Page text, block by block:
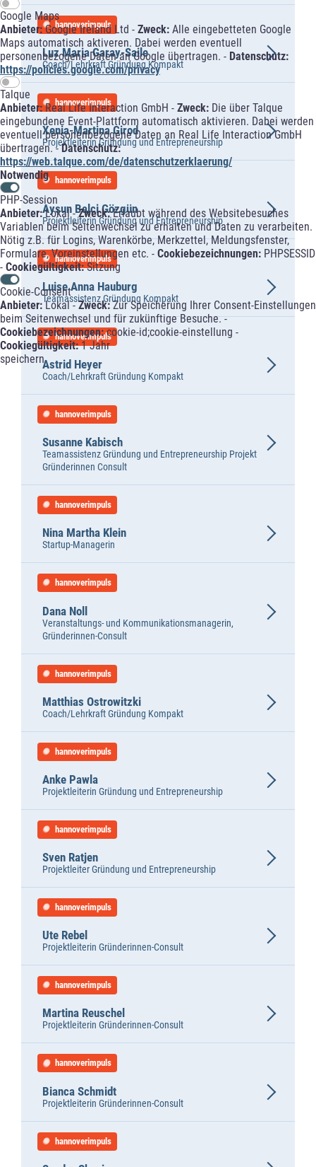
Google Maps
Anbieter:Google Ireland Ltd - Zweck: Alle eingebetteten Google
Maps automatisch aktiveren. Dabei werden eventuell
personenbezogene Daten an Google übertragen. - Datenschutz:
https://policies.google.com/privacy
Talque
Anbieter:Real Life Interaction GmbH - Zweck: Die über Talque
eingebundene Event-Plattform automatisch aktivieren. Dabei werden
eventuell personenbezogene Daten an Real Life Interaction GmbH
übertragen. -Datenschutz:
https://web.talque.com/de/datenschutzerklaerung/
Notwendig
PHP-Session
Anbieter:Lokal -Zweck:Erlaubt während des Websitebesuches
Variablen beim Seitenwechsel zu erhalten und Daten zu verarbeiten.
Nötig z.B. für Logins, Warenkörbe, Merkzettel, Meldungsfenster,
Formulare, Voreinstellungen etc. - Cookiebezeichnungen: PHPSESSID
- Cookiegültigkeit:Sitzung
Cookie-Consent
Anbieter:Lokal -Zweck:Zur Speicherung Ihrer Consent-Einstellungen
beim Seitenwechsel und für zukünftige Besuche. -
Cookiebezeichnungen:cookie-id;cookie-einstellung -
Cookiegültigkeit:1 Jahr
speichern
hannoverimpuls
Coach/Lehrkraft Gründung Kompakt
Luz Maria Garay-Saile
hannoverimpuls
Projektleiterin Gründung und Entrepreneurship
Xenia-Martina Girod
hannoverimpuls
Projektleiterin Gründung und Entrepreneurship
Aysun Balci Gözgün
hannoverimpuls
Teamassistenz Gründung Kompakt
Luise Anna Hauburg
hannoverimpuls
Coach/Lehrkraft Gründung Kompakt
Astrid Heyer
hannoverimpuls
Teamassistenz Gründung und Entrepreneurship Projekt
Gründerinnen Consult
Susanne Kabisch
hannoverimpuls
Startup-Managerin
Nina Martha Klein
hannoverimpuls
Veranstaltungs- und Kommunikationsmanagerin,
Gründerinnen-Consult
Dana Noll
hannoverimpuls
Coach/Lehrkraft Gründung Kompakt
Matthias Ostrowitzki
hannoverimpuls
Projektleiterin Gründung und Entrepreneurship
Anke Pawla
hannoverimpuls
Projektleiter Gründung und Entrepreneurship
Sven Ratjen
hannoverimpuls
Projektleiterin Gründerinnen-Consult
Ute Rebel
hannoverimpuls
Projektleiterin Gründerinnen-Consult
Martina Reuschel
hannoverimpuls
Projektleiterin Gründerinnen-Consult
Bianca Schmidt
hannoverimpuls